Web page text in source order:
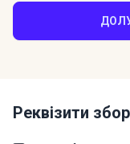
Реквізити